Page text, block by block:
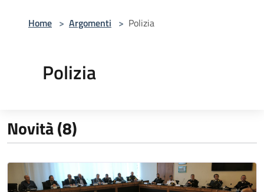
Home > Argomenti > Polizia
Polizia
Novità (8)